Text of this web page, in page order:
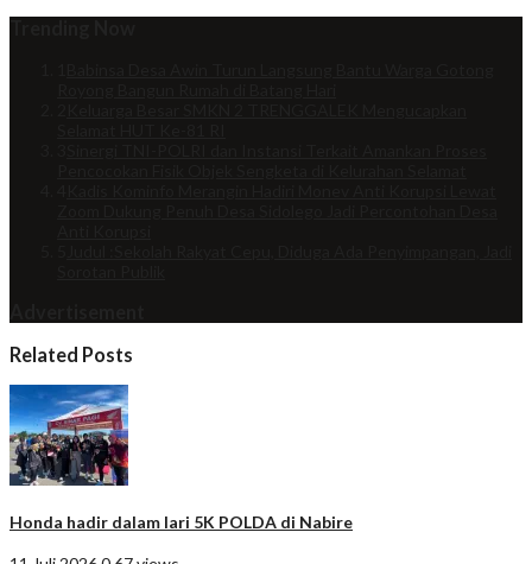
Related Posts
Honda hadir dalam lari 5K POLDA di Nabire